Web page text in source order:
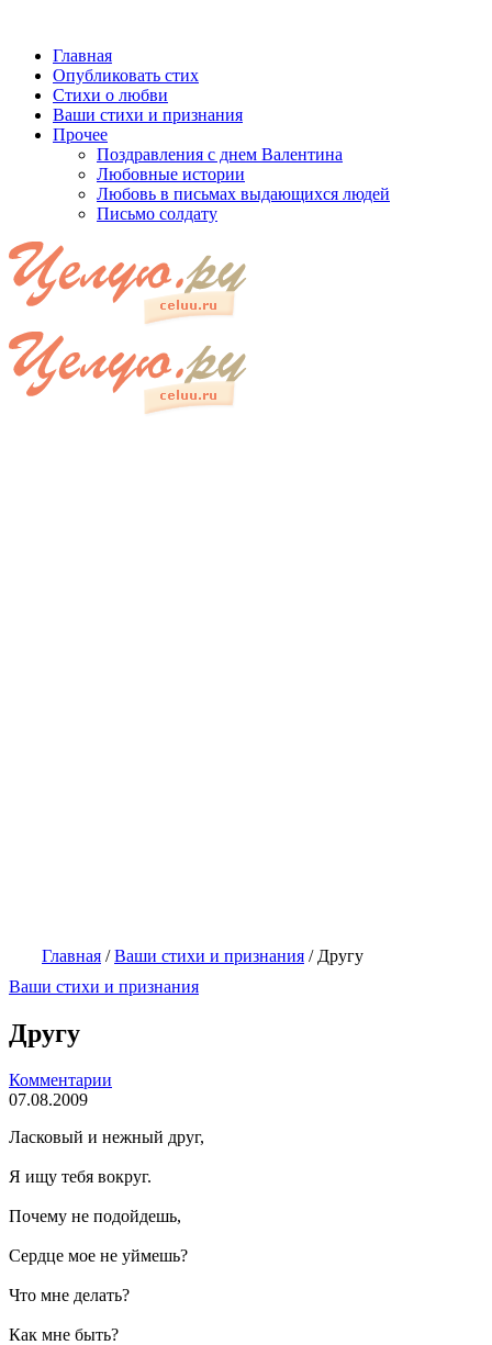
Главная
Опубликовать стих
Стихи о любви
Ваши стихи и признания
Прочее
Поздравления с днем Валентина
Любовные истории
Любовь в письмах выдающихся людей
Письмо солдату
Главная /Ваши стихи и признания / Другу
Ваши стихи и признания
Другу
Комментарии
07.08.2009
Ласковый и нежный друг,
Я ищу тебя вокруг.
Почему не подойдешь,
Сердце мое не уймешь?
Что мне делать?
Как мне быть?